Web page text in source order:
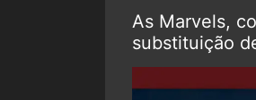
As Marvels,
substituição